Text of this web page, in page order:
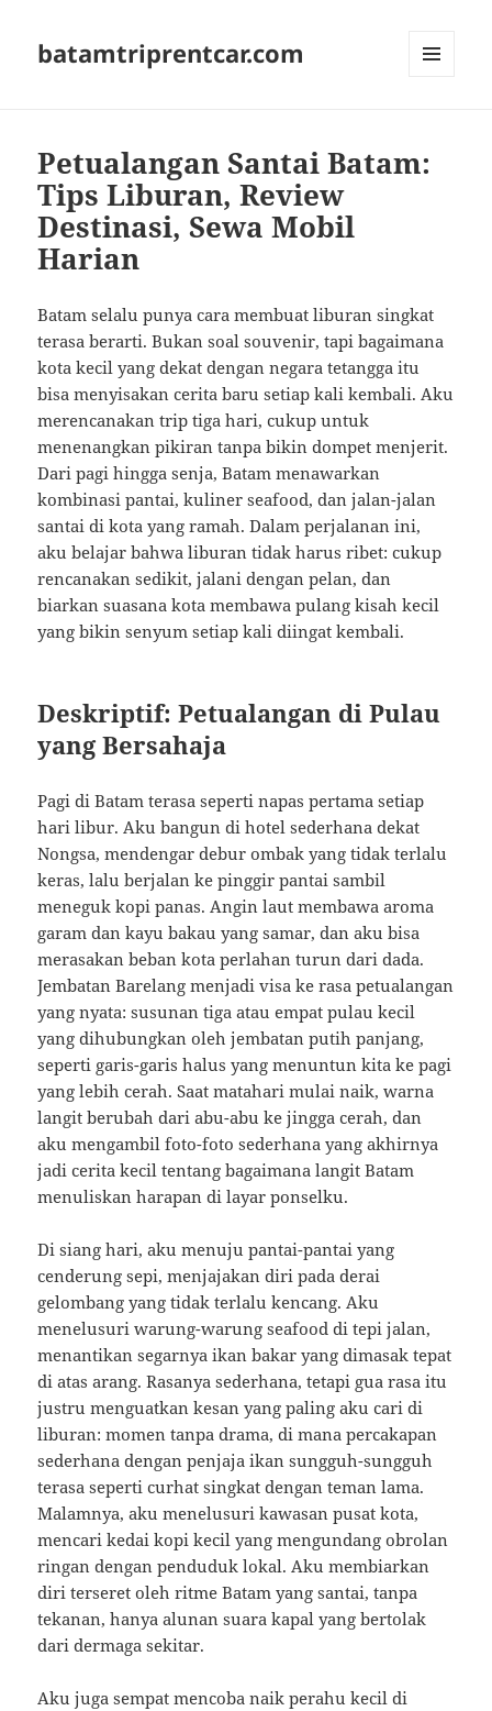
batamtriprentcar.com
Petualangan Santai Batam:
Tips Liburan, Review
Destinasi, Sewa Mobil
Harian
Batam selalu punya cara membuat liburan singkat
terasa berarti. Bukan soal souvenir, tapi bagaimana
kota kecil yang dekat dengan negara tetangga itu
bisa menyisakan cerita baru setiap kali kembali. Aku
merencanakan trip tiga hari, cukup untuk
menenangkan pikiran tanpa bikin dompet menjerit.
Dari pagi hingga senja, Batam menawarkan
kombinasi pantai, kuliner seafood, dan jalan-jalan
santai di kota yang ramah. Dalam perjalanan ini,
aku belajar bahwa liburan tidak harus ribet: cukup
rencanakan sedikit, jalani dengan pelan, dan
biarkan suasana kota membawa pulang kisah kecil
yang bikin senyum setiap kali diingat kembali.
Deskriptif: Petualangan di Pulau
yang Bersahaja
Pagi di Batam terasa seperti napas pertama setiap
hari libur. Aku bangun di hotel sederhana dekat
Nongsa, mendengar debur ombak yang tidak terlalu
keras, lalu berjalan ke pinggir pantai sambil
meneguk kopi panas. Angin laut membawa aroma
garam dan kayu bakau yang samar, dan aku bisa
merasakan beban kota perlahan turun dari dada.
Jembatan Barelang menjadi visa ke rasa petualangan
yang nyata: susunan tiga atau empat pulau kecil
yang dihubungkan oleh jembatan putih panjang,
seperti garis-garis halus yang menuntun kita ke pagi
yang lebih cerah. Saat matahari mulai naik, warna
langit berubah dari abu-abu ke jingga cerah, dan
aku mengambil foto-foto sederhana yang akhirnya
jadi cerita kecil tentang bagaimana langit Batam
menuliskan harapan di layar ponselku.
Di siang hari, aku menuju pantai-pantai yang
cenderung sepi, menjajakan diri pada derai
gelombang yang tidak terlalu kencang. Aku
menelusuri warung-warung seafood di tepi jalan,
menantikan segarnya ikan bakar yang dimasak tepat
di atas arang. Rasanya sederhana, tetapi gua rasa itu
justru menguatkan kesan yang paling aku cari di
liburan: momen tanpa drama, di mana percakapan
sederhana dengan penjaja ikan sungguh-sungguh
terasa seperti curhat singkat dengan teman lama.
Malamnya, aku menelusuri kawasan pusat kota,
mencari kedai kopi kecil yang mengundang obrolan
ringan dengan penduduk lokal. Aku membiarkan
diri terseret oleh ritme Batam yang santai, tanpa
tekanan, hanya alunan suara kapal yang bertolak
dari dermaga sekitar.
Aku juga sempat mencoba naik perahu kecil di